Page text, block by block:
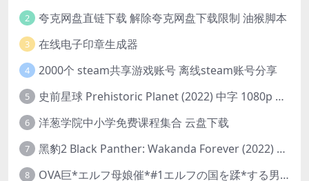
2 夸克网盘直链下载 解除夸克网盘下载限制 油猴脚本
3 在线电子印章生成器
4 2000个 steam共享游戏账号 离线steam账号分享
5 史前星球 Prehistoric Planet (2022) 中字 1080p 高清 阿里云盘 2022.5.27已更新全集
6 洋葱学院中小学免费课程集合 云盘下载
7 黑豹2 Black Panther: Wakanda Forever (2022) 高清版
8 OVA巨*エルフ母娘催*#1エルフの国を蹂*する男。汚された女王と姫